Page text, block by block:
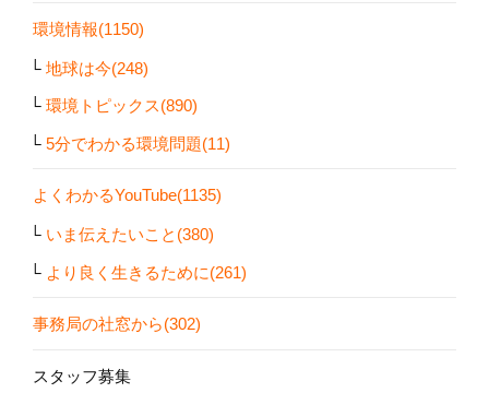
環境情報(1150)
地球は今(248)
環境トピックス(890)
5分でわかる環境問題(11)
よくわかるYouTube(1135)
いま伝えたいこと(380)
より良く生きるために(261)
事務局の社窓から(302)
スタッフ募集